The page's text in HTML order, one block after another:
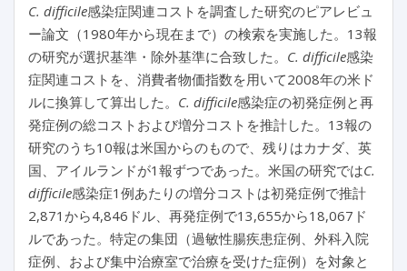
C. difficile感染症関連コストを調査した研究のピアレビュ
ー論文（1980年から現在まで）の検索を実施した。13報
の研究が選択基準・除外基準に合致した。 C. difficile感染
症関連コストを、消費者物価指数を用いて2008年の米ド
ルに換算して算出した。 C. difficile感染症の初発症例と再
発症例の総コストおよび増分コストを推計した。13報の
研究のうち10報は米国からのもので、残りはカナダ、英
国、アイルランドが1報ずつであった。米国の研究ではC.
difficile感染症1例あたりの増分コストは初発症例で推計
2,871から4,846ドル、再発症例で13,655から18,067ド
ルであった。特定の集団（過敏性腸疾患症例、外科入院
症例、および集中治療室で治療を受けた症例）を対象と